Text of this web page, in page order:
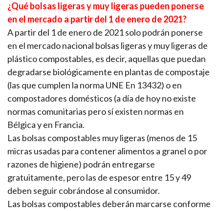
¿Qué bolsas ligeras y muy ligeras pueden ponerse
en el mercado a partir del 1 de enero de 2021?
A partir del 1 de enero de 2021 solo podrán ponerse
en el mercado nacional bolsas ligeras y muy ligeras de
plástico compostables, es decir, aquellas que puedan
degradarse biológicamente en plantas de compostaje
(las que cumplen la norma UNE En 13432) o en
compostadores domésticos (a día de hoy no existe
normas comunitarias pero sí existen normas en
Bélgica y en Francia.
Las bolsas compostables muy ligeras (menos de 15
micras usadas para contener alimentos a granel o por
razones de higiene) podrán entregarse
gratuitamente, pero las de espesor entre 15 y 49
deben seguir cobrándose al consumidor.
Las bolsas compostables deberán marcarse conforme